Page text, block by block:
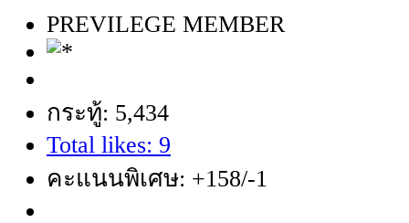
PREVILEGE MEMBER
กระทู้: 5,434
Total likes: 9
คะแนนพิเศษ: +158/-1